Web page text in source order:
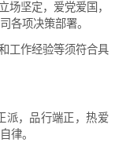
坚定，爱党爱国，
各项决策部署。
作经验等须符合具
，品行端正，热爱
律。